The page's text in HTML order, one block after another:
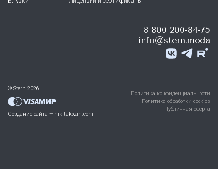
8 800 200-84-75
info@stern.moda
© Stern 2026
Создание сайта — nikitakozin.com
Политика конфиденциальности
Политика обработки cookies
Публичная оферта